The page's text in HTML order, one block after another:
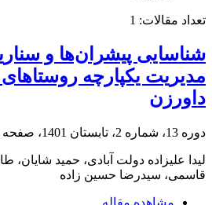
تعداد مقالات: 1
شناسایی پیشران‌ها و
مدیریت یکپارچه
داورزن
دوره 13، شماره 2، تابستان 1401، صفحه
لیدا علیزاده دولت آبادی، حمید شایان،
قاسمی، سیدرضا حسین زاده
مشاهده مقاله